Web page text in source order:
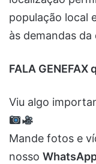
população local
às demandas da
FALA
Viu algo
Mande fotos e
nosso